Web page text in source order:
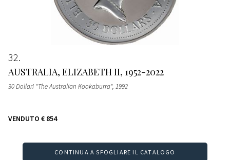
32
AUSTRALIA, ELIZABETH II, 1952-2022
30 Dollari "The Australian Kookaburra", 1992
VENDUTO € 854
CONTINUA A SFOGLIARE IL CATALOGO